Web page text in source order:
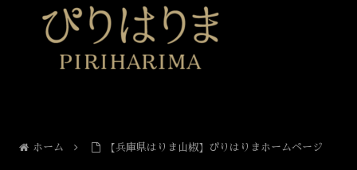
ホーム 【兵庫県はりま山椒】ぴりはりまホームページ